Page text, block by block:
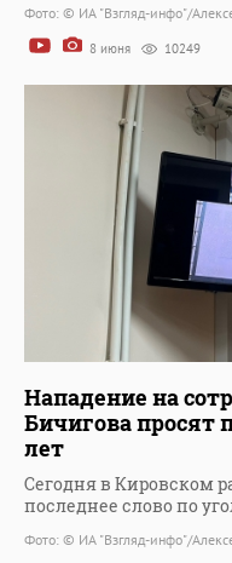
Фото: © ИА "Взгляд-инфо"/
8 июня 10249
Нападение на
Бичигова просят
лет
Сегодня в Кировском
последнее слово по
Фото: © ИА "Взгляд-инфо"/